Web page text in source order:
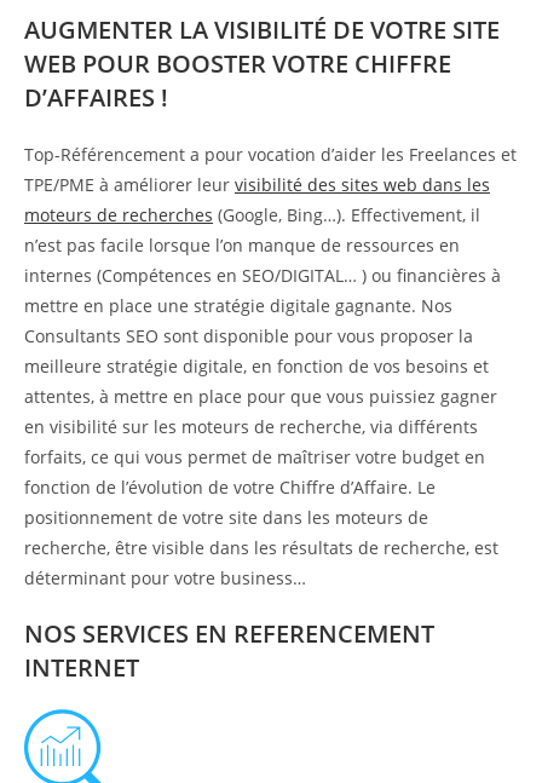
AUGMENTER LA VISIBILITÉ DE VOTRE SITE
WEB POUR BOOSTER VOTRE CHIFFRE
D’AFFAIRES !
Top-Référencement a pour vocation d’aider les Freelances et
TPE/PME à améliorer leur visibilité des sites web dans les
moteurs de recherches (Google, Bing…). Effectivement, il
n’est pas facile lorsque l’on manque de ressources en
internes (Compétences en SEO/DIGITAL… ) ou financières à
mettre en place une stratégie digitale gagnante. Nos
Consultants SEO sont disponible pour vous proposer la
meilleure stratégie digitale, en fonction de vos besoins et
attentes, à mettre en place pour que vous puissiez gagner
en visibilité sur les moteurs de recherche, via différents
forfaits, ce qui vous permet de maîtriser votre budget en
fonction de l’évolution de votre Chiffre d’Affaire. Le
positionnement de votre site dans les moteurs de
recherche, être visible dans les résultats de recherche, est
déterminant pour votre business…
NOS SERVICES EN REFERENCEMENT
INTERNET